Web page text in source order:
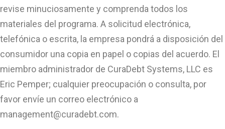
revise minuciosamente y comprenda todos los
materiales del programa. A solicitud electrónica,
telefónica o escrita, la empresa pondrá a disposición del
consumidor una copia en papel o copias del acuerdo. El
miembro administrador de CuraDebt Systems, LLC es
Eric Pemper; cualquier preocupación o consulta, por
favor envíe un correo electrónico a
management@curadebt.com.